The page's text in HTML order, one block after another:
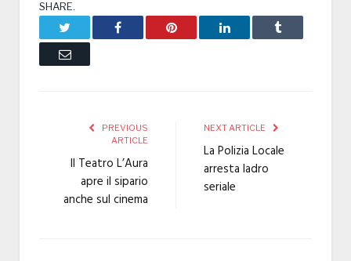
SHARE.
Facebook Pinterest LinkedIn Tumblr
Email
PREVIOUS
ARTICLE
Il Teatro L’Aura
apre il sipario
anche sul cinema
NEXT ARTICLE
La Polizia Locale
arresta ladro
seriale